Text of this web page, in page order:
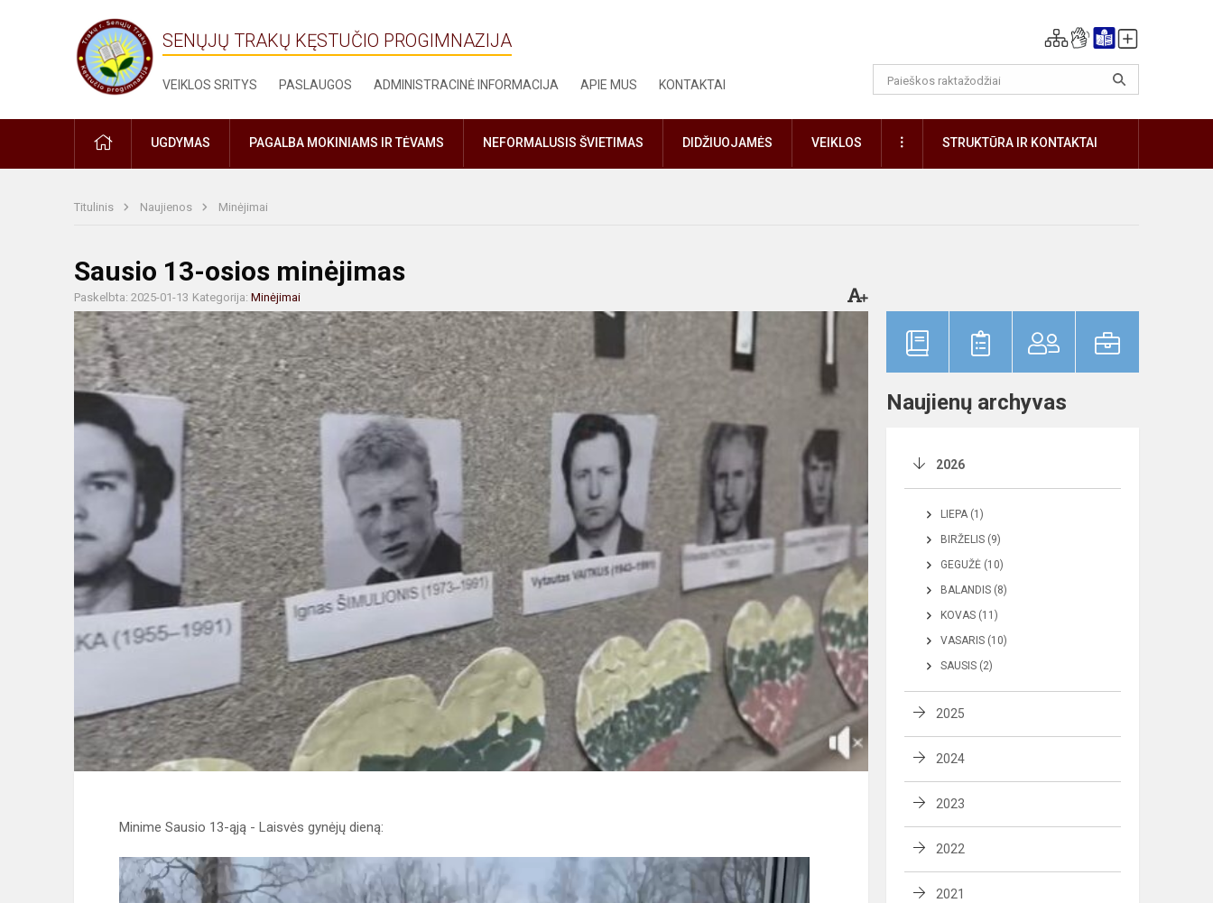
SENŲJŲ TRAKŲ KĘSTUČIO PROGIMNAZIJA
VEIKLOS SRITYS PASLAUGOS ADMINISTRACINĖ INFORMACIJA APIE MUS KONTAKTAI
PRADŽIAUGDYMAS PAGALBA MOKINIAMS IR TĖVAMS NEFORMALUSIS ŠVIETIMAS DIDŽIUOJAMĖS VEIKLOS DAUGIAUSTRUKTŪRA IR KONTAKTAI
Titulinis Naujienos Minėjimai
Sausio 13-osios minėjimas
Paskelbta: 2025-01-13 Kategorija: Minėjimai
Minime Sausio 13-ąją - Laisvės gynėjų dieną:
Naujienų archyvas
2026
LIEPA (1)
BIRŽELIS (9)
GEGUŽĖ (10)
BALANDIS (8)
KOVAS (11)
VASARIS (10)
SAUSIS (2)
2025
2024
2023
2022
2021